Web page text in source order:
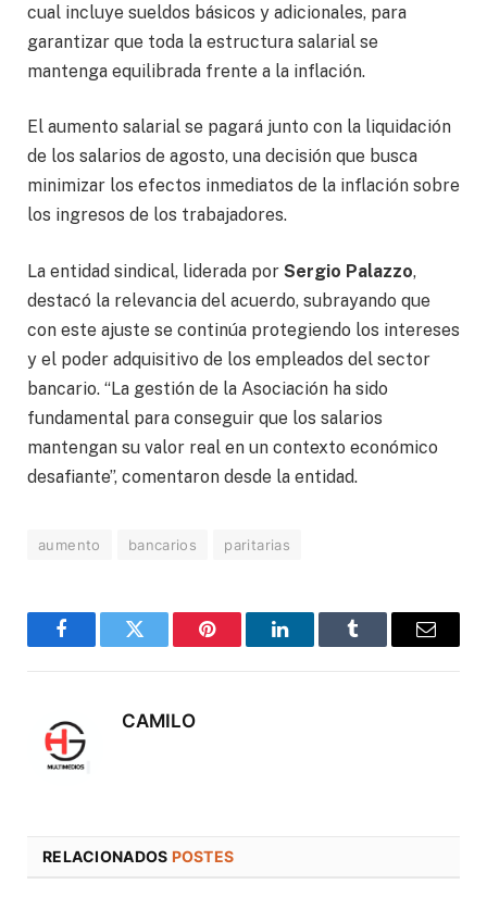
cual incluye sueldos básicos y adicionales, para
garantizar que toda la estructura salarial se
mantenga equilibrada frente a la inflación.
El aumento salarial se pagará junto con la liquidación
de los salarios de agosto, una decisión que busca
minimizar los efectos inmediatos de la inflación sobre
los ingresos de los trabajadores.
La entidad sindical, liderada por Sergio Palazzo,
destacó la relevancia del acuerdo, subrayando que
con este ajuste se continúa protegiendo los intereses
y el poder adquisitivo de los empleados del sector
bancario. “La gestión de la Asociación ha sido
fundamental para conseguir que los salarios
mantengan su valor real en un contexto económico
desafiante”, comentaron desde la entidad.
aumento bancarios paritarias
FacebookTwitter Pinterest LinkedInTumblr
Correo
CAMILO
RELACIONADOS POSTES